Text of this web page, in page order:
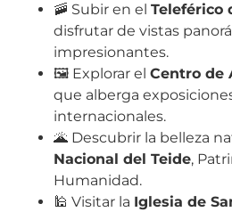
🚠 Subir en el Teleférico
disfrutar de vistas
impresionantes.
🖼️ Explorar el Centro de
que alberga
internacionales.
🌋 Descubrir la belleza
Nacional del Teide,
Humanidad.
🕌 Visitar la Iglesia de